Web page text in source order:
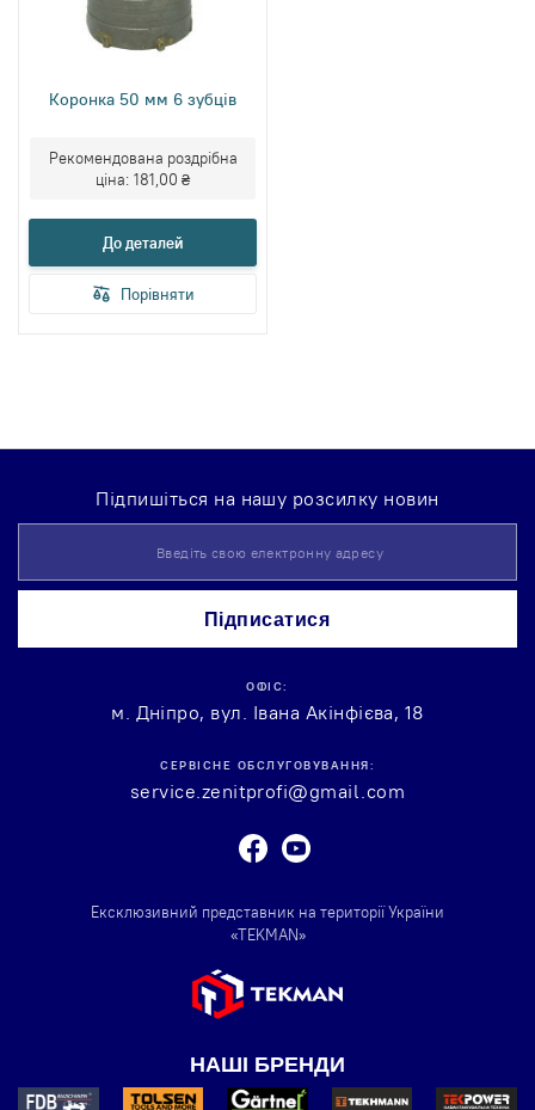
Коронка 50 мм 6 зубців
Рекомендована роздрібна
ціна: 181,00 ₴
До деталей
Порівняти
Підпишіться на нашу розсилку новин
на
нашу
новин:
Підписатися
ОФІС:
м. Дніпро, вул. Івана Акінфієва, 18
СЕРВІСНЕ ОБСЛУГОВУВАННЯ:
service.zenitprofi@gmail.com
FacebookYoutube
Ексклюзивний представник на території України
«TEKMAN»
НАШІ БРЕНДИ